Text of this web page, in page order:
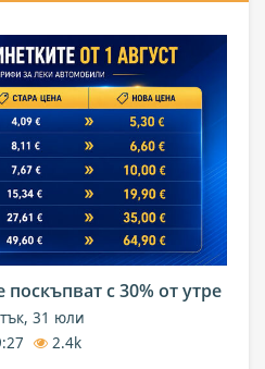
с 30% от утре
31 юли
2.4k